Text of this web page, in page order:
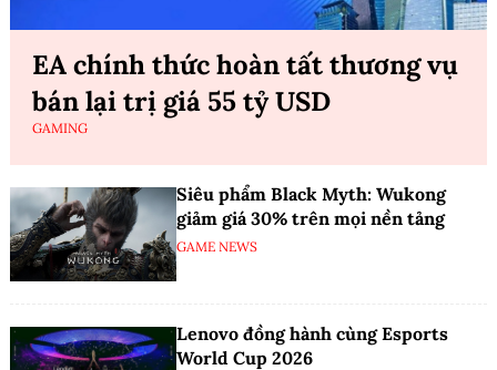
EA chính thức hoàn tất thương vụ
bán lại trị giá 55 tỷ USD
GAMING
Siêu phẩm Black Myth: Wukong
giảm giá 30% trên mọi nền tảng
GAME NEWS
Lenovo đồng hành cùng Esports
World Cup 2026